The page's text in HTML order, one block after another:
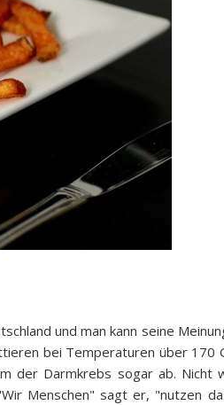
und man kann seine
bei Temperaturen über 170
der Darmkrebs sogar ab. Nicht
Menschen" sagt er, "nutzen